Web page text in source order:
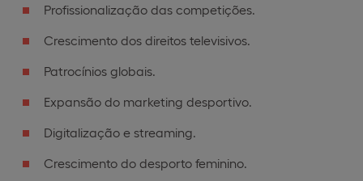
Profissionalização das competições.
Crescimento dos direitos televisivos.
Patrocínios globais.
Expansão do marketing desportivo.
Digitalização e streaming.
Crescimento do desporto feminino.